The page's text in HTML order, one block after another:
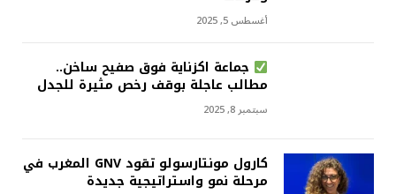
أغسطس 5, 2025
جماعة اكزناية فوق صفيح ساخن..
مطالب عاجلة بوقف رخص مثيرة للجدل
سبتمبر 8, 2025
كارول مونتارسولو تقود GNV المغرب في
مرحلة نمو واستراتيجية جديدة